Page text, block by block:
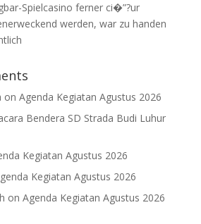
Spielcasino ferner ci�”?ur
werden, war zu handen
on Agenda Kegiatan Agustus 2026
Bendera SD Strada Budi Luhur
Kegiatan Agustus 2026
Kegiatan Agustus 2026
on Agenda Kegiatan Agustus 2026